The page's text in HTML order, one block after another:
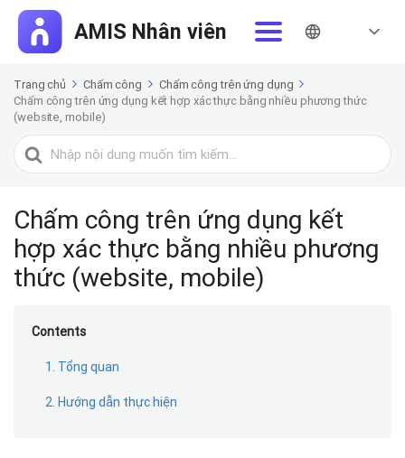
Trang chủ Chấm công
Chấm công trên ứng dụng
Chấm công trên ứng dụng kết hợp xác thực bằng nhiều phương thức
(website, mobile)
Tìm
kiếm
Chấm công trên ứng dụng kết
hợp xác thực bằng nhiều phương
thức (website, mobile)
Contents
1. Tổng quan
2. Hướng dẫn thực hiện